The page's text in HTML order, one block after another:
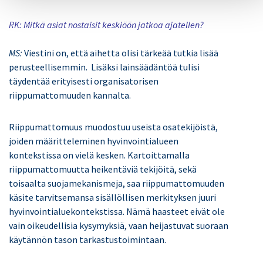
RK: Mitkä asiat nostaisit keskiöön jatkoa ajatellen?
MS: Viestini on, että aihetta olisi tärkeää tutkia lisää
perusteellisemmin. Lisäksi lainsäädäntöä tulisi
täydentää erityisesti organisatorisen
riippumattomuuden kannalta.
Riippumattomuus muodostuu useista osatekijöistä,
joiden määritteleminen hyvinvointialueen
kontekstissa on vielä kesken. Kartoittamalla
riippumattomuutta heikentäviä tekijöitä, sekä
toisaalta suojamekanismeja, saa riippumattomuuden
käsite tarvitsemansa sisällöllisen merkityksen juuri
hyvinvointialuekontekstissa. Nämä haasteet eivät ole
vain oikeudellisia kysymyksiä, vaan heijastuvat suoraan
käytännön tason tarkastustoimintaan.